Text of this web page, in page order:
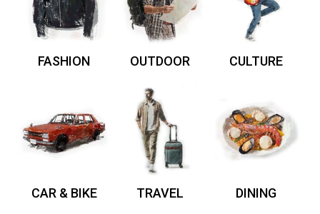
FASHION OUTDOOR CULTURE
CAR & BIKE TRAVEL DINING